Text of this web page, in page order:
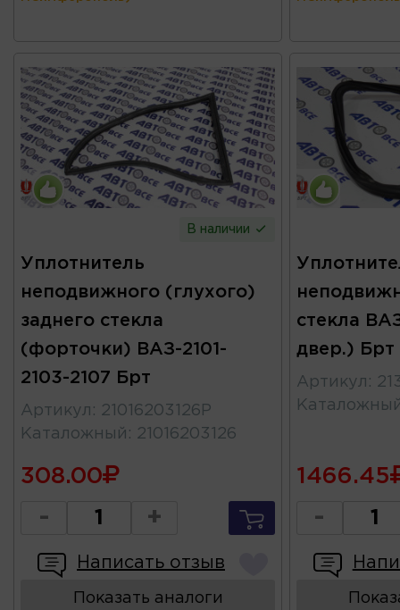
В наличии
Уплотнитель
неподвижного (глухого)
заднего стекла
(форточки) ВАЗ-2101-
2103-2107 Брт
Артикул : 21016203126Р
Каталожный : 21016203126
308.00
- +
Написать отзыв
Показать аналоги
стекла
двер.) Брт
Артикул :
1466.45
-